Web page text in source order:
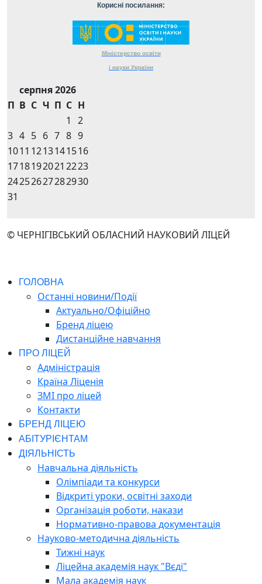
Корисні посилання:
Міністерство освіти
і науки України
серпня 2026
П В С Ч П С Н
1
2
3 4 5 6 7 8 9
1011 1213141516
1718192021 2223
24252627282930
31
© ЧЕРНІГІВСЬКИЙ ОБЛАСНИЙ НАУКОВИЙ ЛІЦЕЙ
ГОЛОВНА
Останні новини/Події
Актуально/Офіційно
Бренд ліцею
Дистанційне навчання
ПРО ЛІЦЕЙ
Адміністрація
Країна Ліценія
ЗМІ про ліцей
Контакти
БРЕНД ЛІЦЕЮ
АБІТУРІЄНТАМ
ДІЯЛЬНІСТЬ
Навчальна діяльність
Олімпіади та конкурси
Відкриті уроки, освітні заходи
Організація роботи, накази
Нормативно-правова документація
Науково-методична діяльність
Тижні наук
Ліцейна академія наук "Вєді"
Мала академія наук